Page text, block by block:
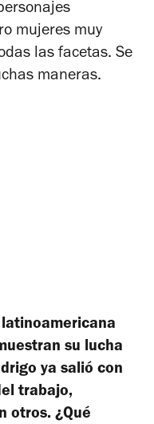
mujeres muy
las facetas. Se
maneras.
su lucha
ya salió con
trabajo,
otros. ¿Qué